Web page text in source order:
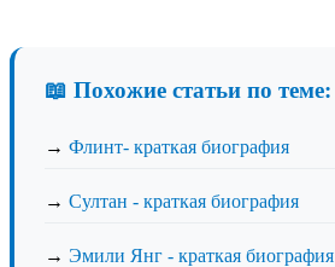
📖 Похожие статьи по теме:
→ Флинт- краткая биография
→ Султан - краткая биография
→ Эмили Янг - краткая биография